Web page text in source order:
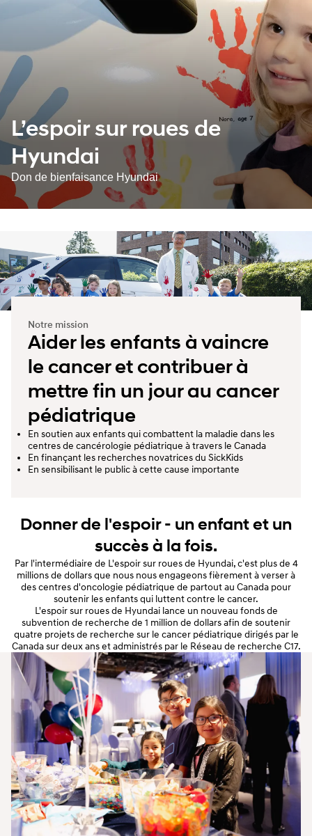
L’espoir sur roues de
Hyundai
Don de bienfaisance Hyundai
Notre mission
Aider les enfants à vaincre
le cancer et contribuer à
mettre fin un jour au cancer
pédiatrique
En soutien aux enfants qui combattent la maladie dans les
centres de cancérologie pédiatrique à travers le Canada
En finançant les recherches novatrices du SickKids
En sensibilisant le public à cette cause importante
Donner de l'espoir - un enfant et un
succès à la fois.
Par l'intermédiaire de L'espoir sur roues de Hyundai, c'est plus de 4
millions de dollars que nous nous engageons fièrement à verser à
des centres d'oncologie pédiatrique de partout au Canada pour
soutenir les enfants qui luttent contre le cancer.
L'espoir sur roues de Hyundai lance un nouveau fonds de
subvention de recherche de 1 million de dollars afin de soutenir
quatre projets de recherche sur le cancer pédiatrique dirigés par le
Canada sur deux ans et administrés par le Réseau de recherche C17.